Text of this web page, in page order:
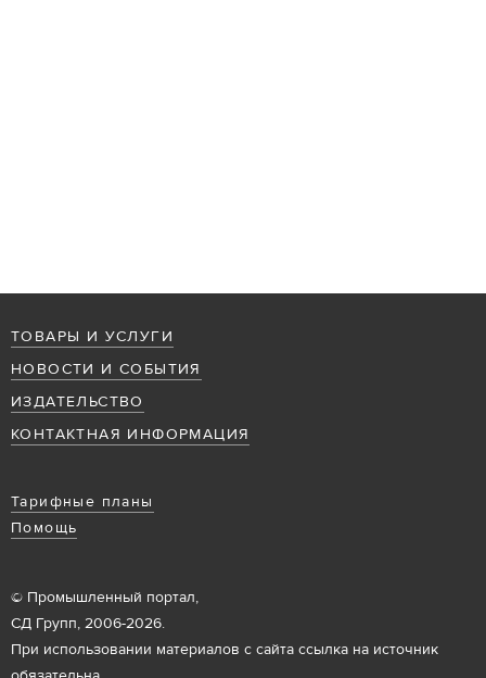
ТОВАРЫ И УСЛУГИ
НОВОСТИ И СОБЫТИЯ
ИЗДАТЕЛЬСТВО
КОНТАКТНАЯ ИНФОРМАЦИЯ
Тарифные планы
Помощь
© Промышленный портал,
СД Групп, 2006-2026.
При использовании материалов с сайта ссылка на источник